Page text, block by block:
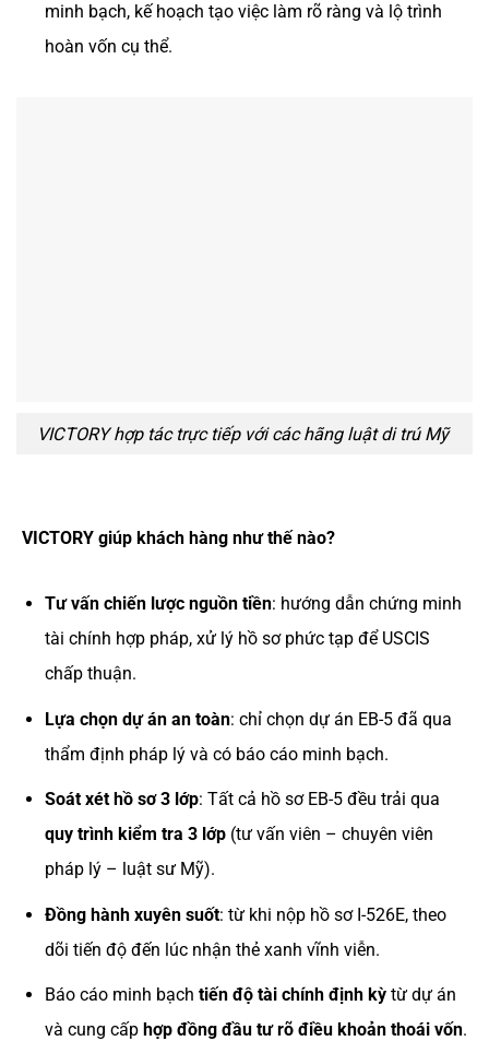
minh bạch, kế hoạch tạo việc làm rõ ràng và lộ trình
hoàn vốn cụ thể.
VICTORY hợp tác trực tiếp với các hãng luật di trú Mỹ
VICTORY giúp khách hàng như thế nào?
Tư vấn chiến lược nguồn tiền: hướng dẫn chứng minh
tài chính hợp pháp, xử lý hồ sơ phức tạp để USCIS
chấp thuận.
Lựa chọn dự án an toàn: chỉ chọn dự án EB-5 đã qua
thẩm định pháp lý và có báo cáo minh bạch.
Soát xét hồ sơ 3 lớp: Tất cả hồ sơ EB-5 đều trải qua
quy trình kiểm tra 3 lớp(tư vấn viên – chuyên viên
pháp lý – luật sư Mỹ).
Đồng hành xuyên suốt: từ khi nộp hồ sơ I-526E, theo
dõi tiến độ đến lúc nhận thẻ xanh vĩnh viễn.
Báo cáo minh bạch tiến độ tài chính định kỳtừ dự án
và cung cấp hợp đồng đầu tư rõ điều khoản thoái vốn.